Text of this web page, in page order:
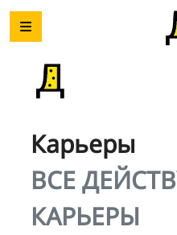
Карьеры
ВСЕ
КАРЬЕРЫ